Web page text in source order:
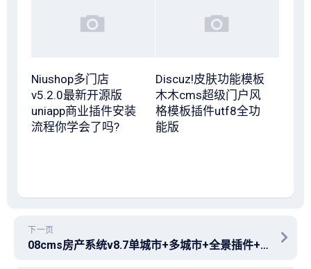
Niushop多门店
v5.2.0最新开源版
uniapp商业插件安装
流程你学会了吗?
Discuz!皮肤功能模板
木木cms超级门户风
格模板插件utf8全功
能版
下一页
08cms房产系统v8.7单城市+多城市+全景插件+链家模板+房源采集插件+APP源码+小程序源码